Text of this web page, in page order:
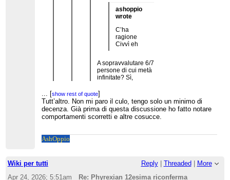
ashoppio
wrote
C’ha
ragione
Civvì eh
A sopravvalutare 6/7
persone di cui metà
infinitate? Sì,
quello ha ragione.
D'altronde chissà come
mai la gente finisce a
lamentarsi off wiki, le
critiche in realtà sono
ha provato stasera sulla
quelle trattorie romane dove
insultano i clienti: va bene la critica
ma fare il tifo anche no, poi sono un
...[show rest of quote]
Wikipedia, e noi ce ne fottiamo siccome siamo
FUORI da Wikipedia. Delirio di onnipotenza.
wiki e non sei bannato, ma il succo rimane lo
stesso
[show rest of quote]
Tutt’altro. Non mi paro il culo, tengo solo un minimo di
decenza. Già prima di questa discussione ho fatto notare
comportamenti scorretti e altre cosucce.
AshOppio
Wiki per tutti Reply| Threaded
More
Apr 24, 2026; 5:51am
Re: Phyrexian 12esima riconferma